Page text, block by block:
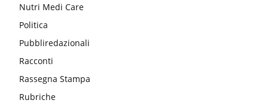
Nutri Medi Care
Politica
Pubbliredazionali
Racconti
Rassegna Stampa
Rubriche